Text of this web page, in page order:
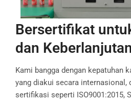
Bersertifikat
dan Keberlanjutan
Kami bangga dengan kepatuhan
yang diakui secara internasional,
sertifikasi seperti ISO9001:2015,